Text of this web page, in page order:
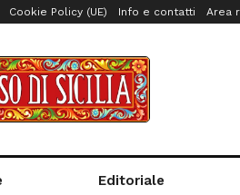
Cookie Policy (UE) Info e contatti Area
Editoriale